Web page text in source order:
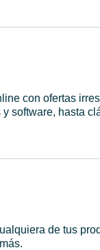
con ofertas
software, hasta
de tus